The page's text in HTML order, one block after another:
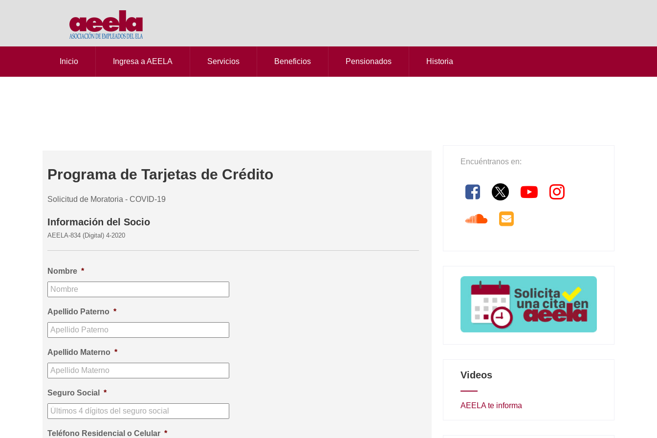
Inicio Ingresa a AEELA Servicios Beneficios Pensionados Historia
Programa de Tarjetas de Crédito
Solicitud de Moratoria - COVID-19
Información del Socio
AEELA-834 (Digital) 4-2020
Nombre *
Apellido Paterno *
Apellido Materno *
Seguro Social *
Teléfono Residencial o Celular *
Encuéntranos en:
Videos
AEELA te informa